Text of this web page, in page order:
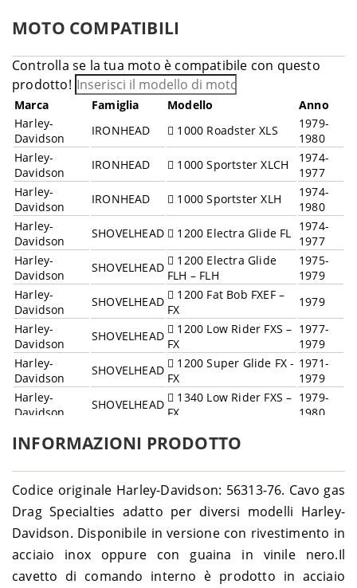
MOTO COMPATIBILI
Controlla se la tua moto è compatibile con questo
prodotto!
Marca Famiglia Modello
Anno
Harley-
Davidson
IRONHEAD 1000 Roadster XLS
1979-
1980
Harley-
Davidson
IRONHEAD 1000 Sportster XLCH
1974-
1977
Harley-
Davidson
IRONHEAD 1000 Sportster XLH
1974-
1980
Harley-
Davidson
SHOVELHEAD 1200 Electra Glide FL 1974-
1977
Harley-
Davidson
SHOVELHEAD
1200 Electra Glide
FLH – FLH
1975-
1979
Harley-
Davidson
SHOVELHEAD
1200 Fat Bob FXEF –
FX
1979
Harley-
Davidson
SHOVELHEAD
1200 Low Rider FXS –
FX
1977-
1979
Harley-
Davidson
SHOVELHEAD
1200 Super Glide FX -
FX
1971-
1979
Harley-
Davidson
SHOVELHEAD
1340 Low Rider FXS –
FX
1979-
1980
Davidson
SHOVELHEAD
FXB
Davidson
SHOVELHEAD
Harley-
Davidson
SHOVELHEAD
1340 Wide Glide
FXWG
1980
INFORMAZIONI PRODOTTO
Codice originale Harley-Davidson: 56313-76. Cavo gas
Drag Specialties adatto per diversi modelli Harley-
Davidson. Disponibile in versione con rivestimento in
acciaio inox oppure con guaina in vinile nero.Il
cavetto di comando interno è prodotto in acciaio